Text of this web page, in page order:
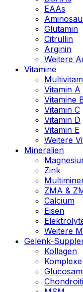
EAAs
Glutamin
Citrullin
Arginin
Weitere
Vitamine
Vitamin A
Vitamine
Vitamin C
Vitamin D
Vitamin E
Weitere
Mineralien
Zink
ZMA &
Calcium
Eisen
Weitere
Gelenk-
Kollagen